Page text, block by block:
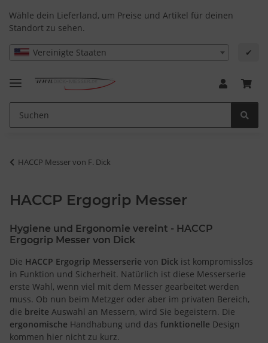
Wähle dein Lieferland, um Preise und Artikel für deinen
Standort zu sehen.
Vereinigte Staaten ✔
HACCP Messer von F. Dick
HACCP Ergogrip Messer
Hygiene und Ergonomie vereint - HACCP
Ergogrip Messer von Dick
Die HACCP Ergogrip Messerserie von Dick ist kompromisslos
in Funktion und Sicherheit. Natürlich ist diese Messerserie
erste Wahl, wenn viel mit dem Messer gearbeitet werden
muss. Ob nun beim Metzger oder aber im privaten Bereich,
die breite Auswahl an Messern, wird Sie begeistern. Die
ergonomische Handhabung und das funktionelle Design
kommen hier nicht zu kurz.